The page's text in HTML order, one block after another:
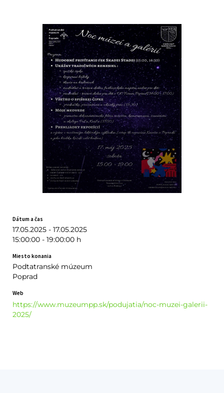
Dátum a čas
17.05.2025 - 17.05.2025
15:00:00 - 19:00:00 h
Miesto konania
Podtatranské múzeum
Poprad
Web
https://www.muzeumpp.sk/podujatia/noc-muzei-galerii-
2025/